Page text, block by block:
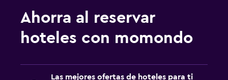
Ahorra al reservar
hoteles con momondo
Las mejores ofertas de hoteles para ti